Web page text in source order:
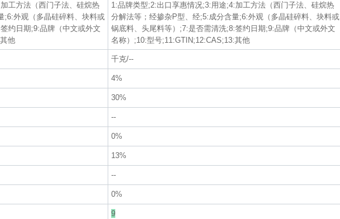
工方法（西门子法、硅烷热
;6:外观（多晶硅碎料、块料或
约日期;9:品牌（中文或外文
他
1:品牌类型;2:出口享惠情况;3:用途;4:加工方法（西门子法、硅烷热
分解法等；经掺杂P型、经;5:成分含量;6:外观（多晶硅碎料、块料或
锅底料、头尾料等）;7:是否需清洗;8:签约日期;9:品牌（中文或外文
名称）;10:型号;11:GTIN;12:CAS;13:其他
千克/--
4%
30%
--
0%
13%
--
0%
9